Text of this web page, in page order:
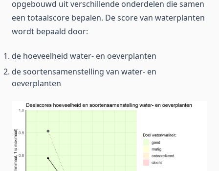
opgebouwd uit verschillende onderdelen die samen
een totaalscore bepalen. De score van waterplanten
wordt bepaald door:
de hoeveelheid water- en oeverplanten
de soortensamenstelling van water- en
oeverplanten